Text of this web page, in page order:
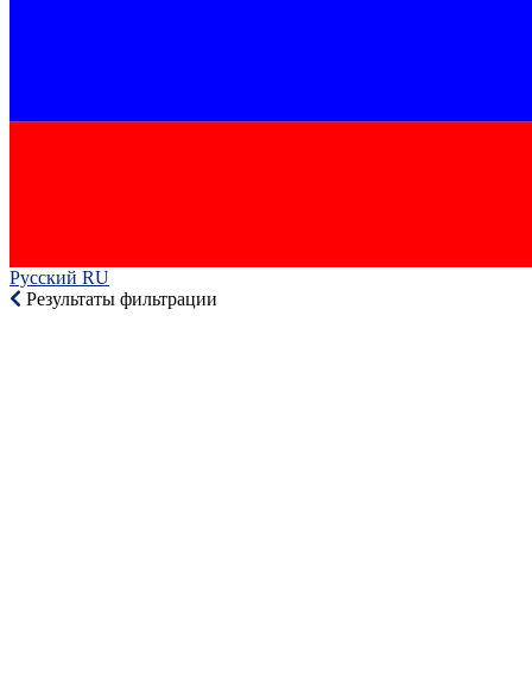
Русский RU‎
Результаты фильтрации